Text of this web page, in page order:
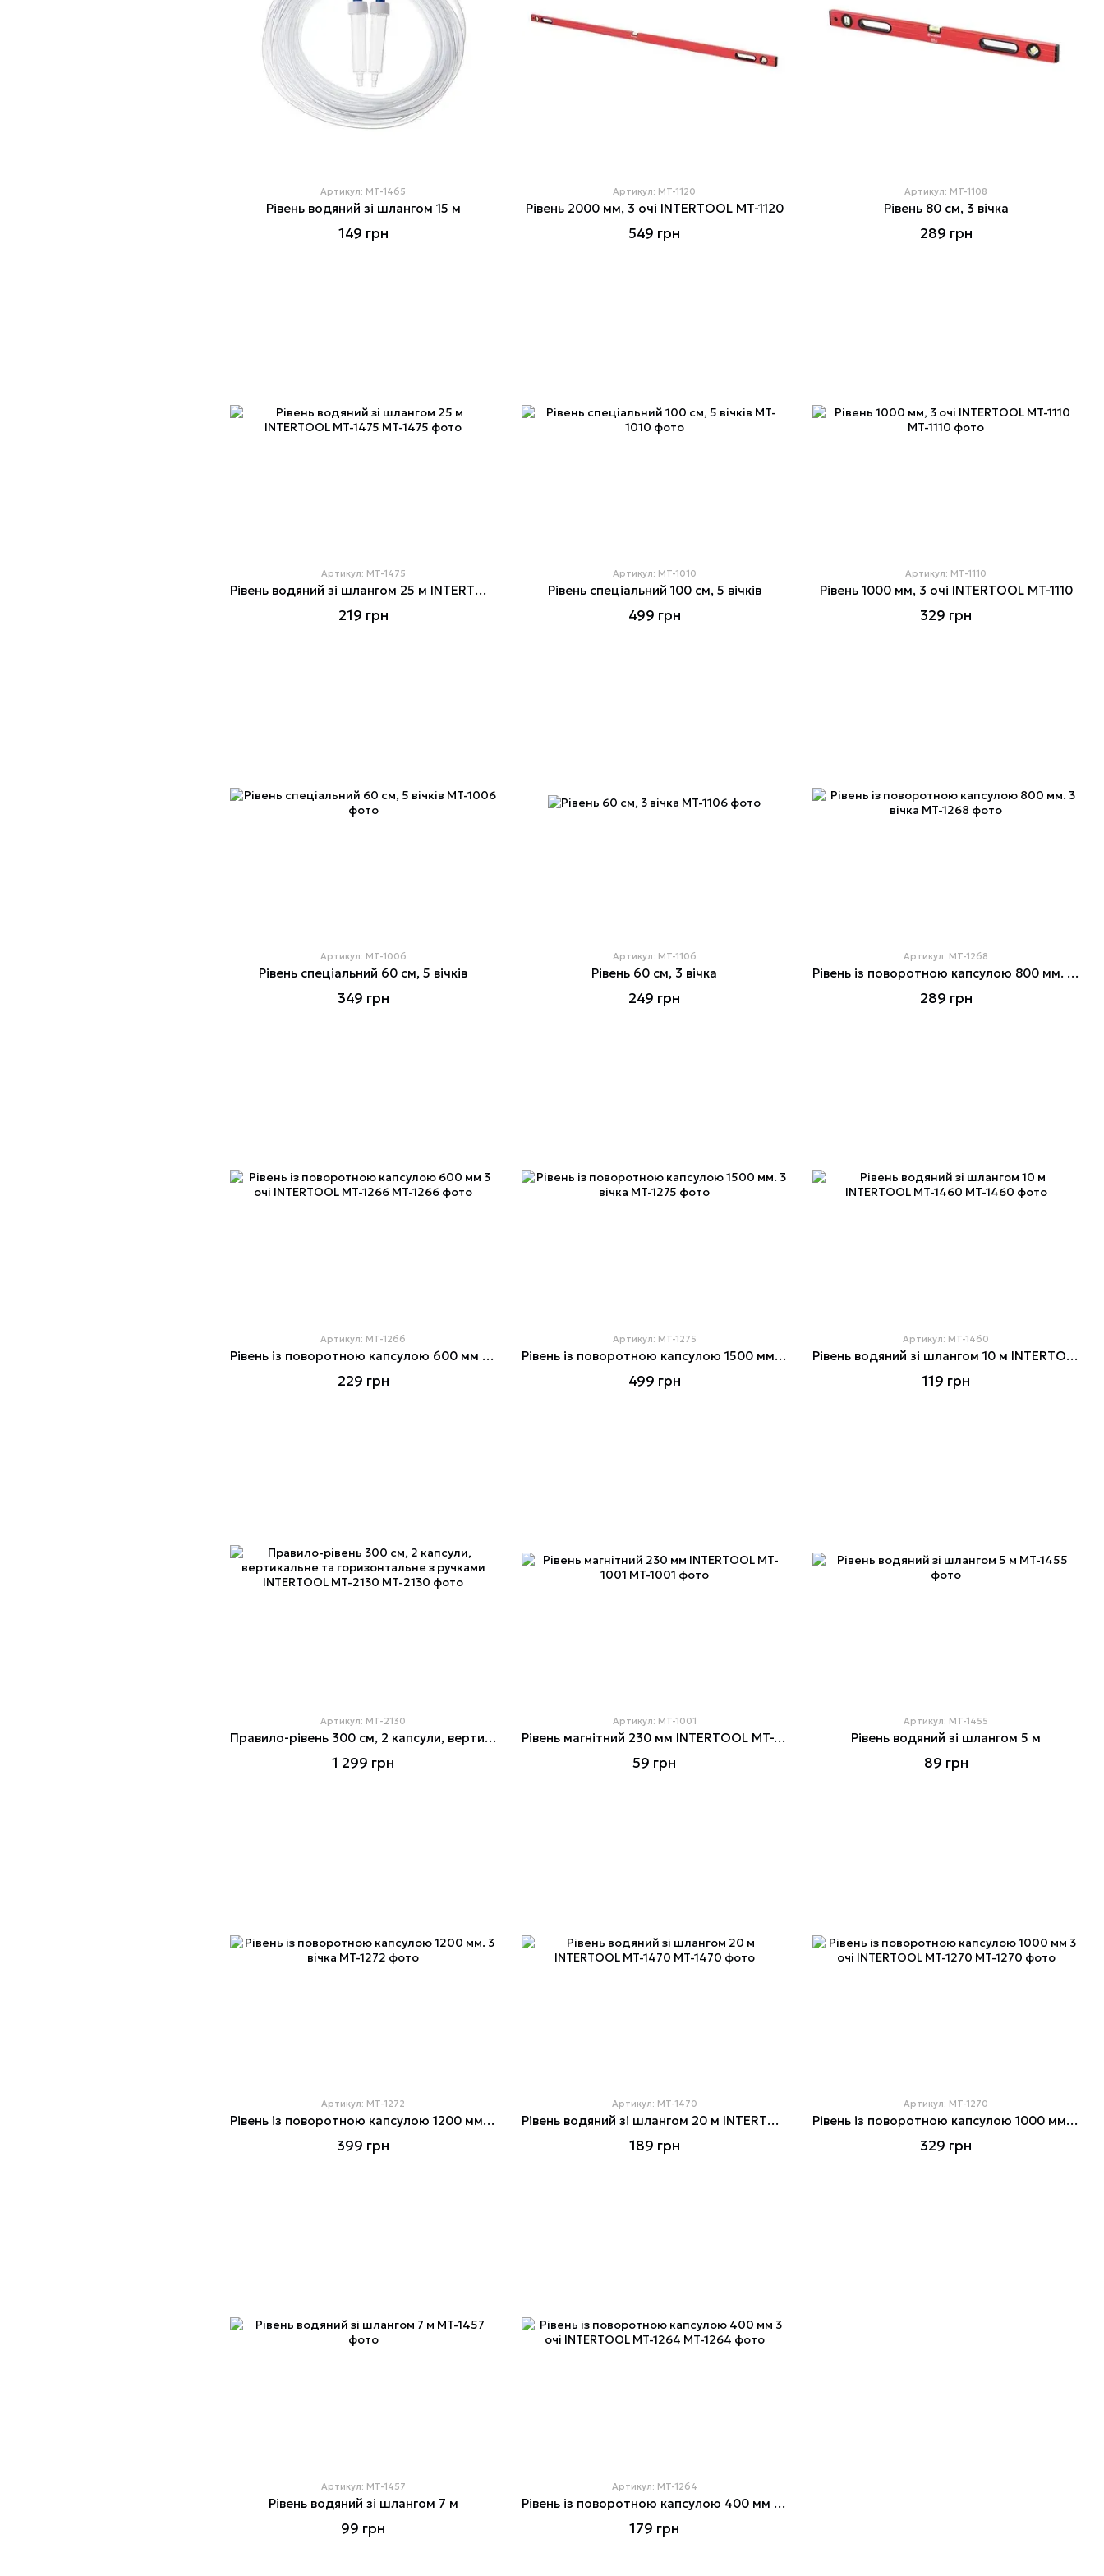
Артикул: MT-1465
Рівень водяний зі шлангом 15 м
149 грн
Артикул: MT-1120
Рівень 2000 мм, 3 очі INTERTOOL MT-1120
549 грн
Артикул: MT-1108
Рівень 80 см, 3 вічка
289 грн
Артикул: MT-1475
Рівень водяний зі шлангом 25 м INTERTOOL MT-1475
219 грн
Артикул: MT-1010
Рівень спеціальний 100 см, 5 вічків
499 грн
Артикул: MT-1110
Рівень 1000 мм, 3 очі INTERTOOL MT-1110
329 грн
Артикул: MT-1006
Рівень спеціальний 60 см, 5 вічків
349 грн
Артикул: MT-1106
Рівень 60 см, 3 вічка
249 грн
Артикул: MT-1268
Рівень із поворотною капсулою 800 мм. 3 вічка
289 грн
Артикул: MT-1266
Рівень із поворотною капсулою 600 мм 3 очі INTERTOOL MT-1266
229 грн
Артикул: MT-1275
Рівень із поворотною капсулою 1500 мм. 3 вічка
499 грн
Артикул: MT-1460
Рівень водяний зі шлангом 10 м INTERTOOL MT-1460
119 грн
Артикул: MT-2130
Правило-рівень 300 см, 2 капсули, вертикальне та горизонтальне з ручками INTERTOOL MT-2130
1 299 грн
Артикул: MT-1001
Рівень магнітний 230 мм INTERTOOL MT-1001
59 грн
Артикул: MT-1455
Рівень водяний зі шлангом 5 м
89 грн
Артикул: MT-1272
Рівень із поворотною капсулою 1200 мм. 3 вічка
399 грн
Артикул: MT-1470
Рівень водяний зі шлангом 20 м INTERTOOL MT-1470
189 грн
Артикул: MT-1270
Рівень із поворотною капсулою 1000 мм 3 очі INTERTOOL MT-1270
329 грн
Артикул: MT-1457
Рівень водяний зі шлангом 7 м
99 грн
Артикул: MT-1264
Рівень із поворотною капсулою 400 мм 3 очі INTERTOOL MT-1264
179 грн